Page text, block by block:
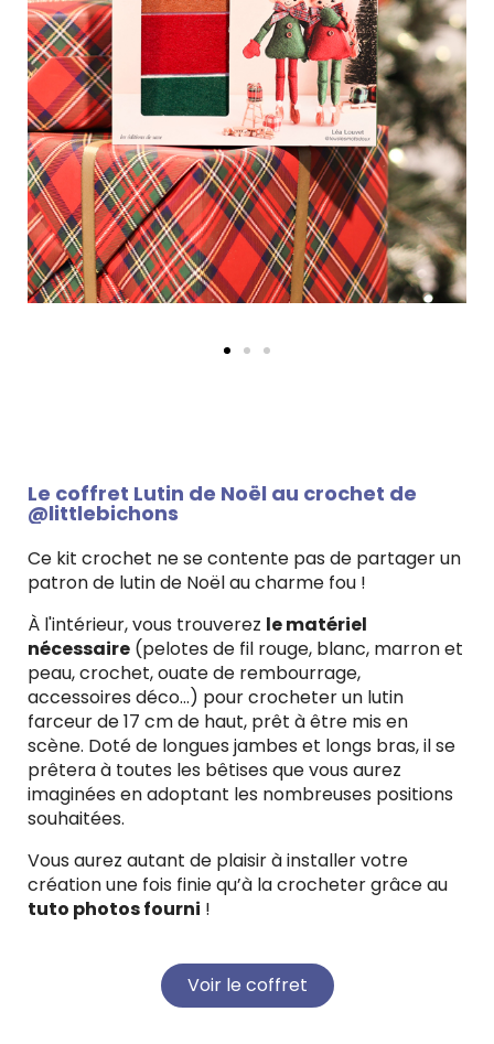
Le coffret Lutin de Noël au crochet de
@littlebichons
Ce kit crochet ne se contente pas de partager un
patron de lutin de Noël au charme fou !
À l'intérieur, vous trouverez le matériel
nécessaire (pelotes de fil rouge, blanc, marron et
peau, crochet, ouate de rembourrage,
accessoires déco…) pour crocheter un lutin
farceur de 17 cm de haut, prêt à être mis en
scène. Doté de longues jambes et longs bras, il se
prêtera à toutes les bêtises que vous aurez
imaginées en adoptant les nombreuses positions
souhaitées.
Vous aurez autant de plaisir à installer votre
création une fois finie qu’à la crocheter grâce au
tuto photos fourni !
Voir le coffret